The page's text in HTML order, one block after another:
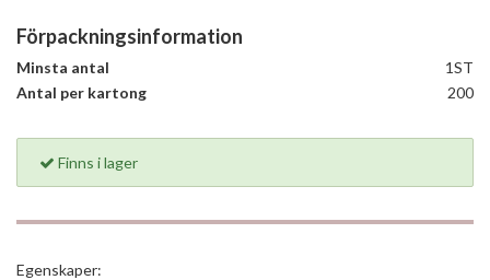
Förpackningsinformation
Minsta antal
1ST
Antal per kartong
200
Finns i lager
Egenskaper: